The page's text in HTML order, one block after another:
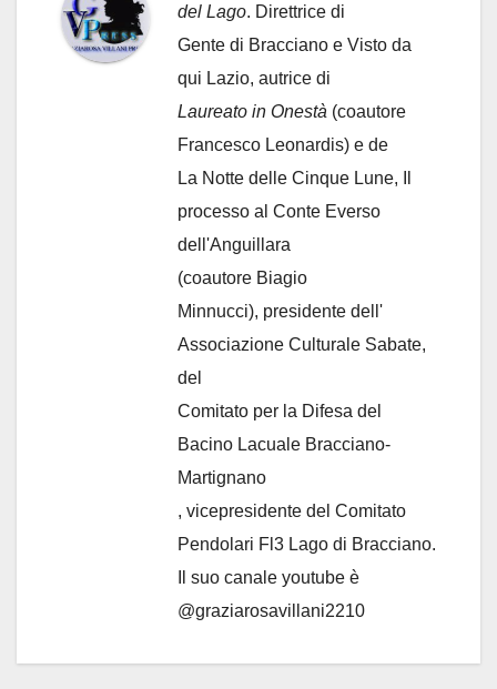
del Lago. Direttrice di
Gente di Bracciano e Visto da
qui Lazio, autrice di
Laureato in Onestà (coautore
Francesco Leonardis) e de
La Notte delle Cinque Lune, Il
processo al Conte Everso
dell'Anguillara
(coautore Biagio
Minnucci), presidente dell'
Associazione Culturale Sabate,
del
Comitato per la Difesa del
Bacino Lacuale Bracciano-
Martignano
, vicepresidente del Comitato
Pendolari Fl3 Lago di Bracciano.
Il suo canale youtube è
@graziarosavillani2210